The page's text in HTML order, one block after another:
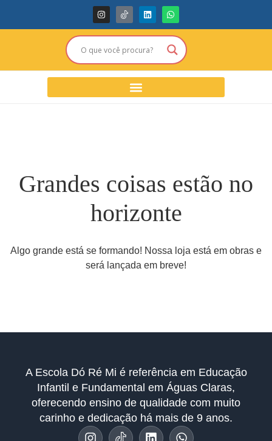
Grandes coisas estão no
horizonte
Algo grande está se formando! Nossa loja está em obras e
será lançada em breve!
A Escola Dó Ré Mi é referência em Educação
Infantil e Fundamental em Águas Claras,
oferecendo ensino de qualidade com muito
carinho e dedicação há mais de 9 anos.